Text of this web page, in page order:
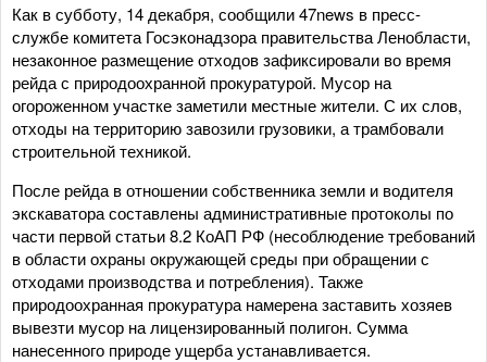
Как в субботу, 14 декабря, сообщили 47news в пресс-
службе комитета Госэконадзора правительства Ленобласти,
незаконное размещение отходов зафиксировали во время
рейда с природоохранной прокуратурой. Мусор на
огороженном участке заметили местные жители. С их слов,
отходы на территорию завозили грузовики, а трамбовали
строительной техникой.
После рейда в отношении собственника земли и водителя
экскаватора составлены административные протоколы по
части первой статьи 8.2 КоАП РФ (несоблюдение требований
в области охраны окружающей среды при обращении с
отходами производства и потребления). Также
природоохранная прокуратура намерена заставить хозяев
вывезти мусор на лицензированный полигон. Сумма
нанесенного природе ущерба устанавливается.